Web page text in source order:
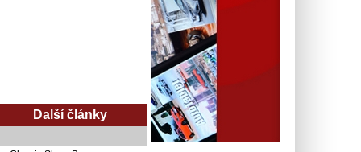
Další články